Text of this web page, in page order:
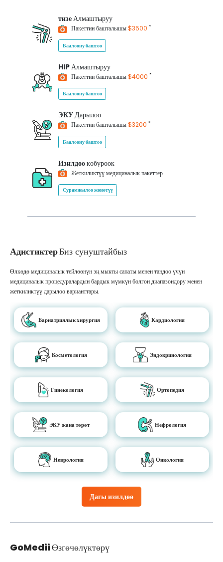
тизеАлмаштыруу
Пакеттин башталышы$3500 *
Баалоону баштоо
HIPАлмаштыруу
Пакеттин башталышы$4000 *
Баалоону баштоо
ЭКУДарылоо
Пакеттин башталышы$3200 *
Баалоону баштоо
Изилдөөкөбүрөөк
Жеткиликтүү медициналык пакеттер
Сурамжылоо жөнөтүү
АдистиктерБиз сунуштайбыз
Дагы изилдөө
Өлкөдө медициналык тейлөөнүн эң мыкты сапаты менен тандоо үчүн
медициналык процедуралардын бардык мүмкүн болгон диапазондору менен
жеткиликтүү дарылоо варианттары.
Бариатриялык хирургия Кардиология
Косметология Эндокринология
Гинекология Ортопедия
ЭКУ жана төрөт Нефрология
Неврология Онкология
GoMediiӨзгөчөлүктөрү